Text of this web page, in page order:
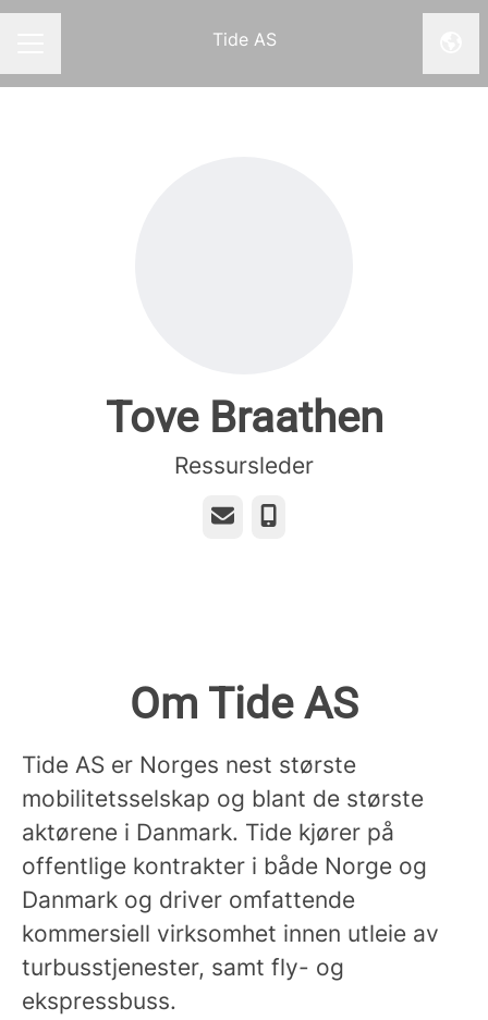
Tide AS
Tove Braathen
Ressursleder
E-postTelefonnummer
Om Tide AS
Tide AS er Norges nest største
mobilitetsselskap og blant de største
aktørene i Danmark. Tide kjører på
offentlige kontrakter i både Norge og
Danmark og driver omfattende
kommersiell virksomhet innen utleie av
turbusstjenester, samt fly- og
ekspressbuss.